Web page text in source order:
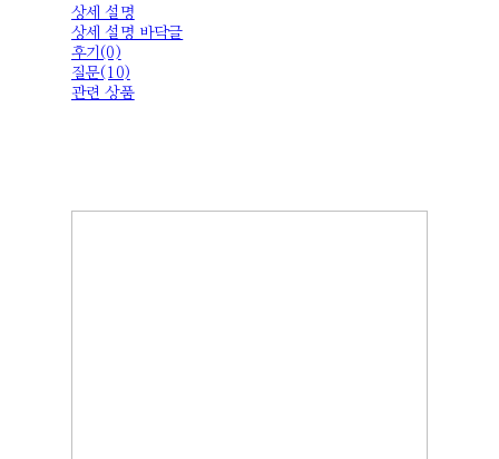
상세 설명
상세 설명 바닥글
후기(0)
질문(10)
관련 상품